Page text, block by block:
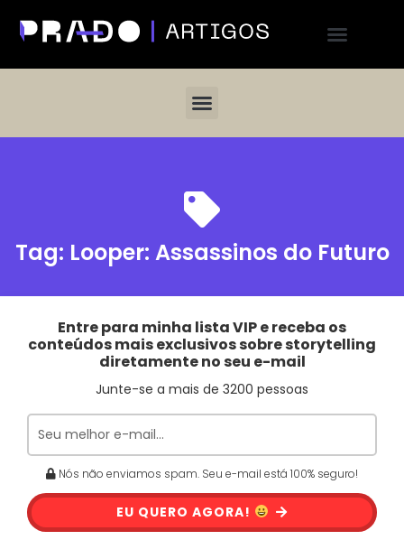
Tag: Looper: Assassinos do Futuro
Entre para minha lista VIP e receba os
conteúdos mais exclusivos sobre storytelling
diretamente no seu e-mail
Junte-se a mais de 3200 pessoas
Nós não enviamos spam. Seu e-mail está 100% seguro!
EU QUERO AGORA!